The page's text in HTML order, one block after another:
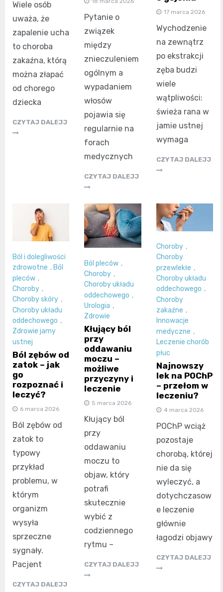
Wiele osób
uważa, że
zapalenie ucha
to choroba
zakaźna, którą
można złapać
od chorego
dziecka
CZYTAJ DALEJJ
Pytanie o
związek
między
znieczuleniem
ogólnym a
wypadaniem
włosów
pojawia się
regularnie na
forach
medycznych
CZYTAJ DALEJJ
17 marca 2026
Wychodzenie
na zewnątrz
po ekstrakcji
zęba budzi
wiele
wątpliwości:
świeża rana w
jamie ustnej
wymaga
CZYTAJ DALEJJ
Ból i dolegliwości
zdrowotne , Ból
pleców ,
Choroby ,
Choroby skóry ,
Choroby układu
oddechowego ,
Zdrowie jamy
ustnej
Ból zębów od
zatok – jak
go
rozpoznać i
leczyć?
6 marca 2026
Ból zębów od
zatok to
typowy
przykład
problemu, w
którym
organizm
wysyła
sprzeczne
sygnały.
Pacjent
CZYTAJ DALEJJ
Ból pleców ,
Choroby ,
Choroby układu
oddechowego ,
Urologia ,
Zdrowie
Kłujący ból
przy
oddawaniu
moczu –
możliwe
przyczyny i
leczenie
5 marca 2026
Kłujący ból
przy
oddawaniu
moczu to
objaw, który
potrafi
skutecznie
wybić z
codziennego
rytmu –
CZYTAJ DALEJJ
Choroby ,
Choroby
przewlekłe ,
Choroby układu
oddechowego ,
Choroby
zakaźne ,
Innowacje
medyczne ,
Leczenie chorób
płuc
Najnowszy
lek na POChP
– przełom w
leczeniu?
4 marca 2026
POChP wciąż
pozostaje
chorobą, której
nie da się
wyleczyć, a
dotychczasow
e leczenie
głównie
łagodzi objawy
CZYTAJ DALEJJ